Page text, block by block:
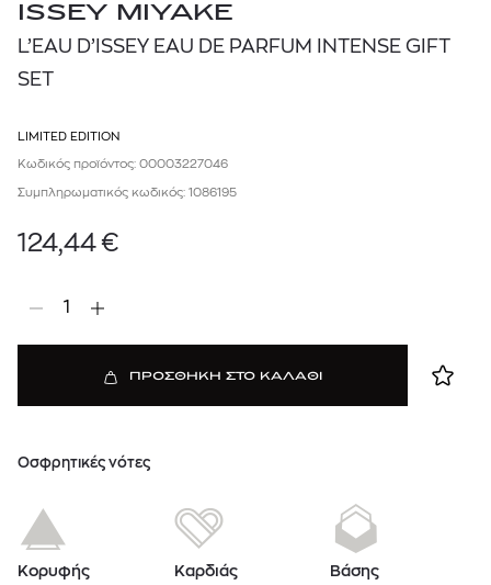
ISSEY MIYAKE
L’EAU D’ISSEY EAU DE PARFUM INTENSE GIFT
SET
LIMITED EDITION
Κωδικός προϊόντος: 00003227046
Συμπληρωματικός κωδικός: 1086195
124,44€
1
ΠΡΟΣΘΗΚΗ ΣΤΟ ΚΑΛΑΘΙ
Oσφρητικές νότες
Κορυφής Καρδιάς Βάσης